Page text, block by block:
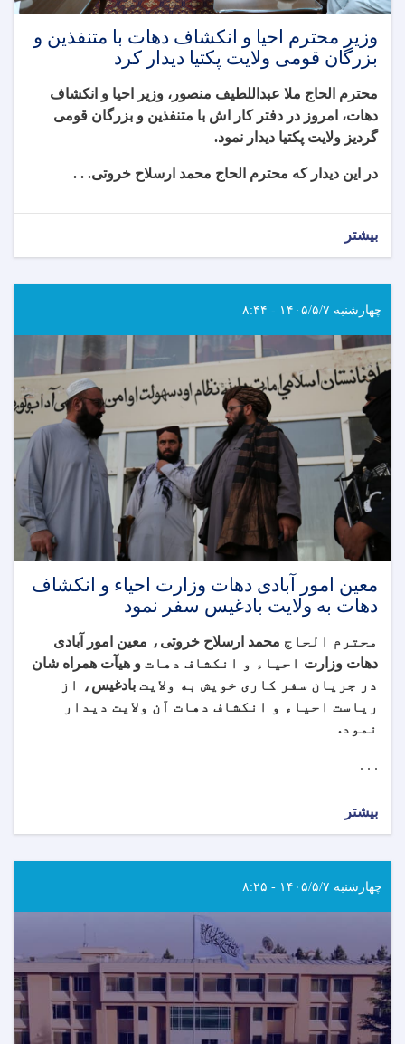
وزیر محترم احیا و انکشاف دهات با متنفذین و
بزرگان قومی ولایت پکتیا دیدار کرد
محترم الحاج ملا عبداللطیف منصور، وزیر احیا و انکشاف
دهات، امروز در دفتر کار اش با متنفذین و بزرگان قومی
گردیز ولایت‌ پکتیا دیدار نمود.
در این دیدار که محترم الحاج محمد ارسلاح خروتی. . .
بیشتر
چهارشنبه ۱۴۰۵/۵/۷ - ۸:۴۴
معین امور آبادی دهات وزارت احیاء و انکشاف
دهات به ولایت بادغیس سفر نمود
محترم الحاج محمد ارسلاح خروتی ، معین امور آبادی
دهات وزارت احیاء و انکشاف دهات و هیآت همراه شان
در جریان سفر کاری خویش به ولایت بادغیس ، از
ریاست احیاء و انکشاف دهات آن ولایت دیدار
نمود.
. . .
بیشتر
چهارشنبه ۱۴۰۵/۵/۷ - ۸:۲۵